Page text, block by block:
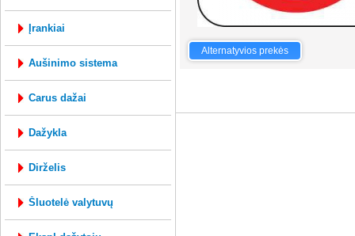
įrankiai
aušinimo sistema
carus dažai
dažykla
dirželis
šluotelė valytuvų
Alternatyvios prekės
GAUBTAS RATO R16